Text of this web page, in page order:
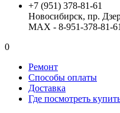
+7 (951) 378-81-61
Новосибирск, пр.
MAX - 8-951-378-81-61
0
Ремонт
Способы оплаты
Доставка
Где посмотреть